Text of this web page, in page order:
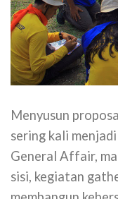
Menyusun
sering kali
General Affair,
sisi, kegiatan